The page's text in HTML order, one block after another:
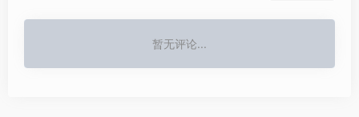
暂无评论...